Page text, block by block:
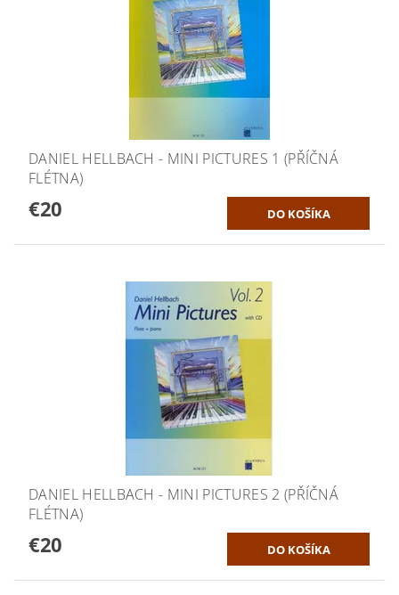
DANIEL HELLBACH - MINI PICTURES 1 (PŘÍČNÁ
FLÉTNA)
€20
DANIEL HELLBACH - MINI PICTURES 2 (PŘÍČNÁ
FLÉTNA)
€20